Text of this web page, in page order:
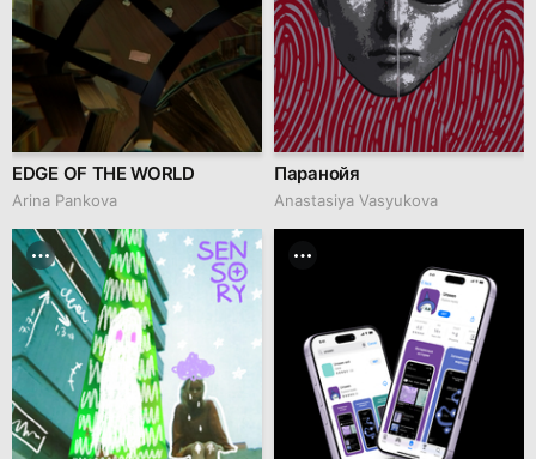
EDGE OF THE WORLD
Arina Pankova
Паранойя
Anastasiya Vasyukova